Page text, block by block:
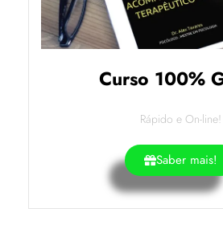
Curso 100%
Rápido e On-line!
Saber mais!